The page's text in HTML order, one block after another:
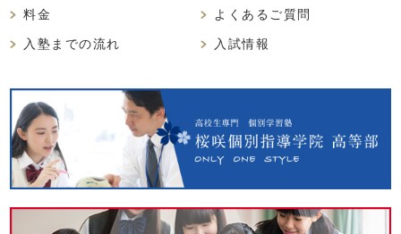
料金
入塾までの流れ
よくあるご質問
入試情報